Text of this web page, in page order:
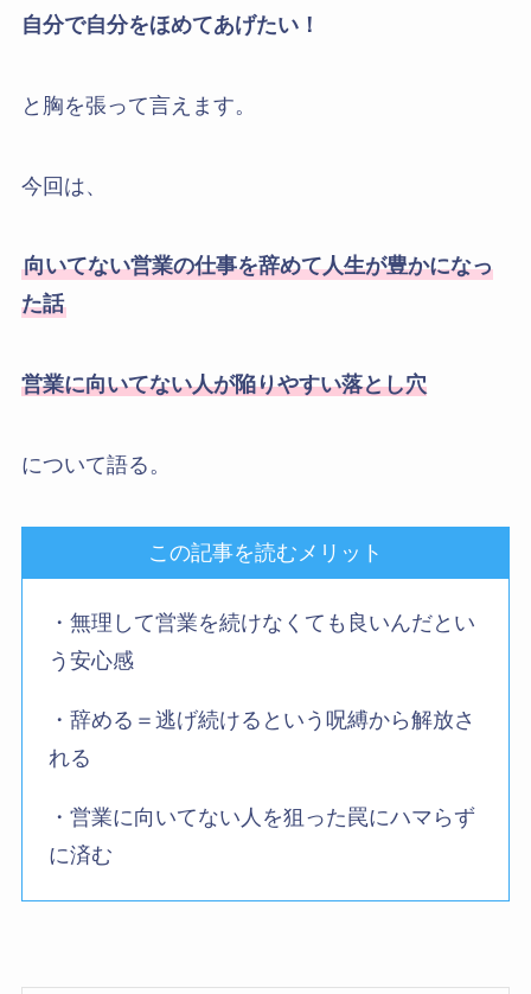
自分で自分をほめてあげたい！
と胸を張って言えます。
今回は、
向いてない営業の仕事を辞めて人生が豊かになっ
た話
営業に向いてない人が陥りやすい落とし穴
について語る。
この記事を読むメリット
・無理して営業を続けなくても良いんだとい
う安心感
・辞める＝逃げ続けるという呪縛から解放さ
れる
・営業に向いてない人を狙った罠にハマらず
に済む